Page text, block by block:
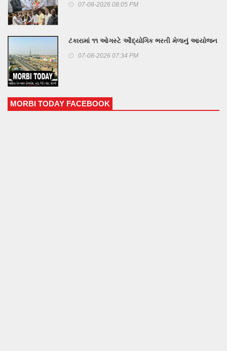
07-08-2026 08:05 PM
ટંકારામાં ૧૧ ઓગસ્ટે ઔદ્યોગિક ભરતી મેળાનું આયોજન
07-08-2026 07:34 PM
MORBI TODAY FACEBOOK